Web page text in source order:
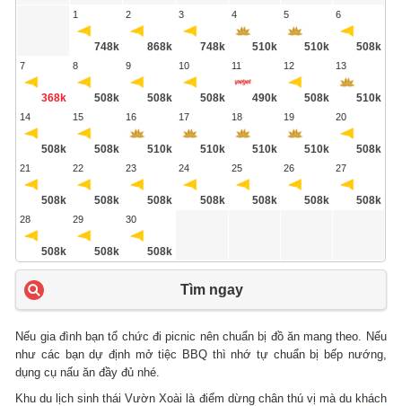
1
748k
2
868k
3
748k
4
510k
5
510k
6
508k
7
368k
8
508k
9
508k
10
508k
11
490k
12
508k
13
510k
14
508k
15
508k
16
510k
17
510k
18
510k
19
510k
20
508k
21
508k
22
508k
23
508k
24
508k
25
508k
26
508k
27
508k
28
508k
29
508k
30
508k
Tìm ngay
Nếu gia đình bạn tổ chức đi picnic nên chuẩn bị đồ ăn mang theo. Nếu
như các bạn dự định mở tiệc BBQ thì nhớ tự chuẩn bị bếp nướng,
dụng cụ nấu ăn đầy đủ nhé.
Khu du lịch sinh thái Vườn Xoài là điểm dừng chân thú vị mà du khách